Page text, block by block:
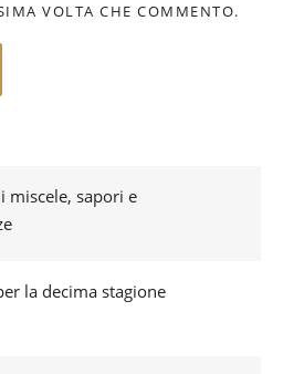
VOLTA CHE COMMENTO.
miscele, sapori e
la decima stagione